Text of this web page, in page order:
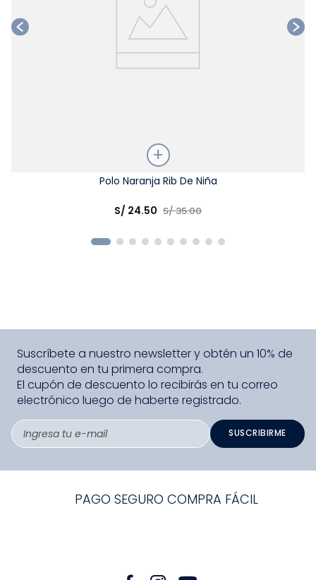
Polo Naranja Rib De Niña
S/ 24.50 S/35.00
Suscríbete a nuestro newsletter y obtén un 10% de
descuento en tu primera compra.
El cupón de descuento lo recibirás en tu correo
electrónico luego de haberte registrado.
SUSCRIBIRME
PAGO SEGURO COMPRA FÁCIL